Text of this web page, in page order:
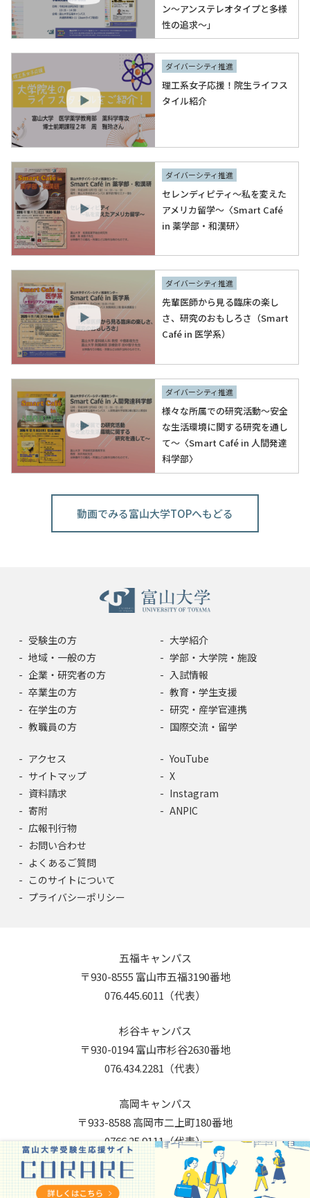
ン～アンステレオタイプと多様
性の追求～」
ダイバーシティ推進
理工系女子応援！院生ライフス
タイル紹介
ダイバーシティ推進
セレンディピティ～私を変えた
アメリカ留学～〈Smart Café
in 薬学部・和漢研〉
ダイバーシティ推進
先輩医師から見る臨床の楽し
さ、研究のおもしろさ（Smart
Café in 医学系）
ダイバーシティ推進
様々な所属での研究活動～安全
な生活環境に関する研究を通し
て～〈Smart Café in 人間発達
科学部〉
動画でみる富山大学TOPへもどる
受験生の方
地域・一般の方
企業・研究者の方
卒業生の方
在学生の方
教職員の方
大学紹介
学部・大学院・施設
入試情報
教育・学生支援
研究・産学官連携
国際交流・留学
アクセス
サイトマップ
資料請求
寄附
広報刊行物
お問い合わせ
よくあるご質問
このサイトについて
プライバシーポリシー
YouTube
X
Instagram
ANPIC
五福キャンパス
〒930-8555 富山市五福3190番地
076.445.6011（代表）
杉谷キャンパス
〒930-0194 富山市杉谷2630番地
076.434.2281（代表）
高岡キャンパス
〒933-8588 高岡市二上町180番地
0766.25.9111（代表）
Copyright © 2026 University of Toyama. All Rights Reserved.